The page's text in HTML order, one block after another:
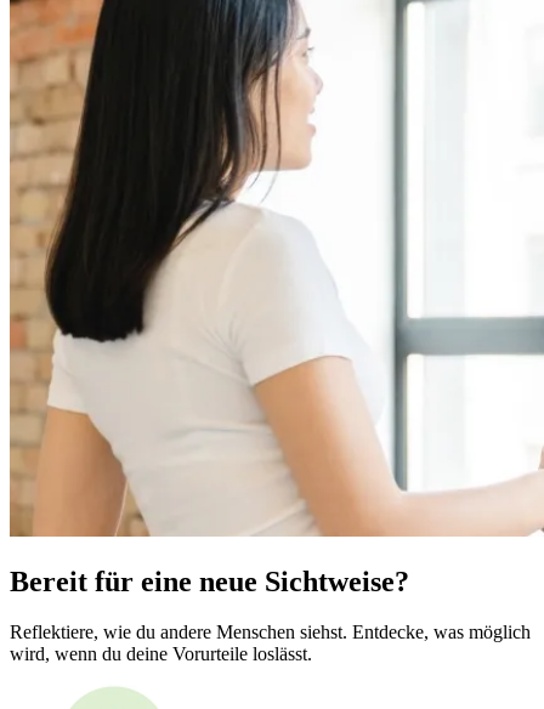
Bereit für eine neue Sichtweise?
Reflektiere, wie du andere Menschen siehst. Entdecke, was möglich
wird, wenn du deine Vorurteile loslässt.